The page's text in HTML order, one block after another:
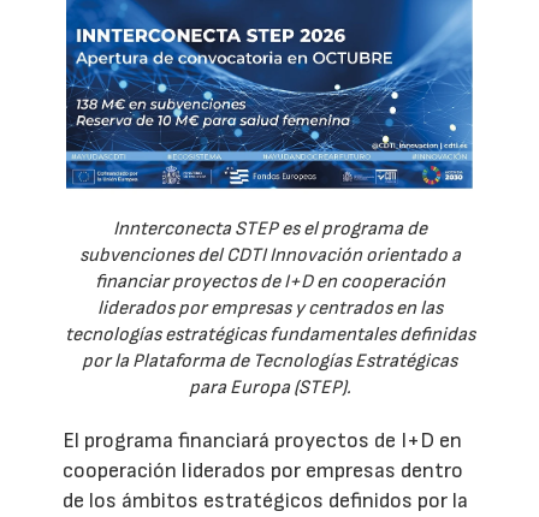
Innterconecta STEP es el programa de
subvenciones del CDTI Innovación orientado a
financiar proyectos de I+D en cooperación
liderados por empresas y centrados en las
tecnologías estratégicas fundamentales definidas
por la Plataforma de Tecnologías Estratégicas
para Europa (STEP).
El programa financiará proyectos de I+D en
cooperación liderados por empresas dentro
de los ámbitos estratégicos definidos por la